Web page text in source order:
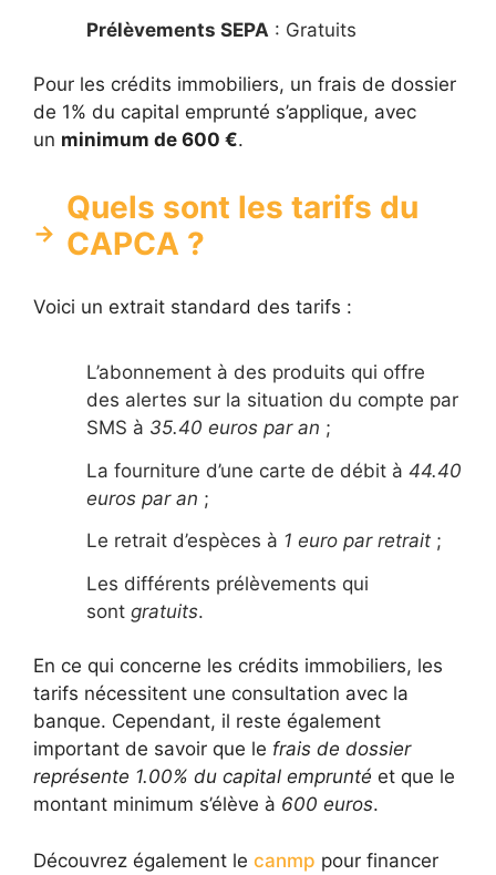
Prélèvements SEPA : Gratuits
Pour les crédits immobiliers, un frais de dossier
de 1% du capital emprunté s’applique, avec
un minimum de 600 €.
Quels sont les tarifs du
CAPCA ?
Voici un extrait standard des tarifs :
L’abonnement à des produits qui offre
des alertes sur la situation du compte par
SMS à 35.40 euros par an ;
La fourniture d’une carte de débit à 44.40
euros par an ;
Le retrait d’espèces à 1 euro par retrait ;
Les différents prélèvements qui
sont gratuits.
En ce qui concerne les crédits immobiliers, les
tarifs nécessitent une consultation avec la
banque. Cependant, il reste également
important de savoir que le frais de dossier
représente 1.00% du capital emprunté et que le
montant minimum s’élève à 600 euros.
Découvrez également le canmp pour financer